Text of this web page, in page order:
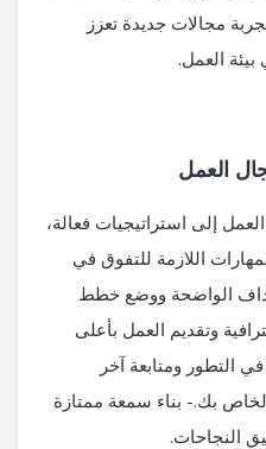
مجالات جديدة تعزز
العمل.
العمل
إلى استراتيجيات فعالة،
اللازمة للتفوق في
الواضحة ووضع خطط
وتقديم العمل بأعلى
التطور ومتابعة آخر
بك.- بناء سمعة ممتازة
النجاحات.